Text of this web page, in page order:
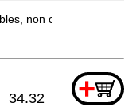
non commandable
+
34.32